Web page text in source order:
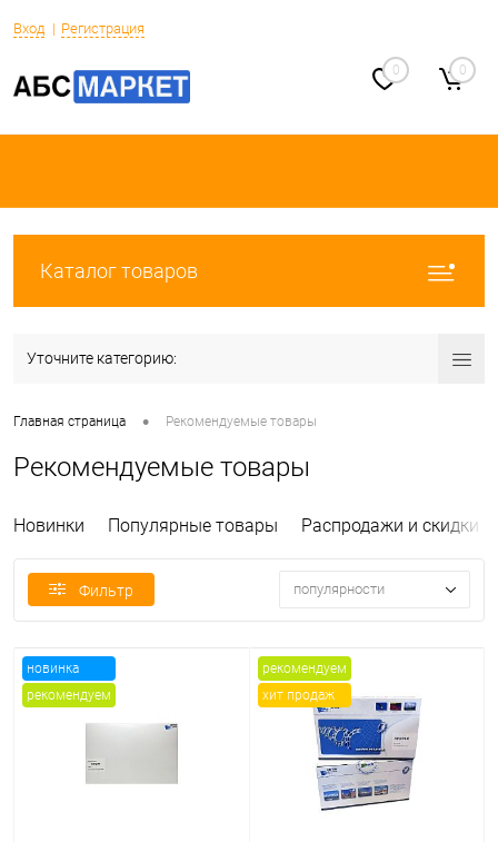
Вход Регистрация
0 0
Каталог товаров
Уточните категорию:
Главная страница • Рекомендуемые товары
Рекомендуемые товары
Новинки Популярные товары Распродажи и скидки
Фильтр популярности
новинка
рекомендуем
рекомендуем
хит продаж